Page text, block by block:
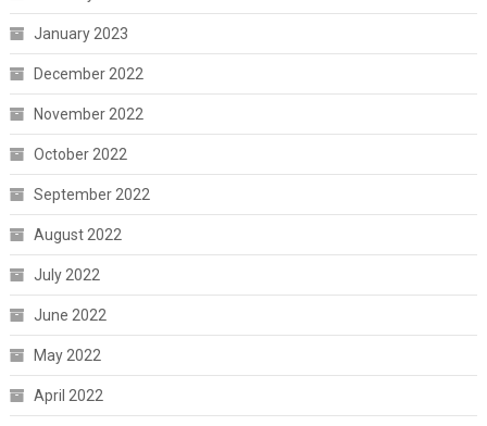
January 2023
December 2022
November 2022
October 2022
September 2022
August 2022
July 2022
June 2022
May 2022
April 2022